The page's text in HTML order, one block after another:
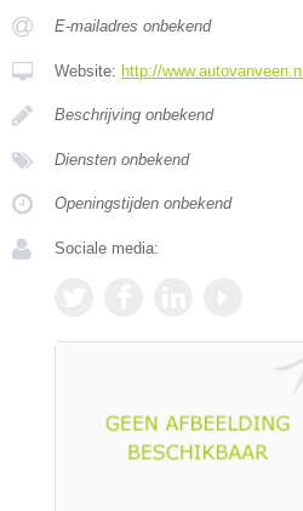
E-mailadres onbekend
Website: http://www.autovanveen.nl
Beschrijving onbekend
Diensten onbekend
Openingstijden onbekend
Sociale media: